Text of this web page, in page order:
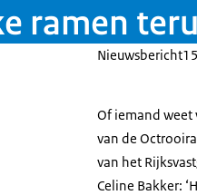
ramen
Nieuwsbericht
Of iemand weet
van de
van het
Celine Bakker: